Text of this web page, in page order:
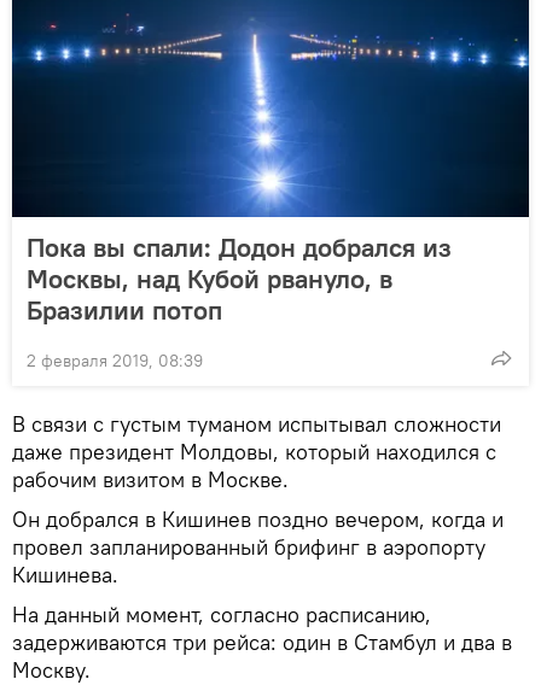
Пока вы спали: Додон добрался из
Москвы, над Кубой рвануло, в
Бразилии потоп
2 февраля 2019, 08:39
В связи с густым туманом испытывал сложности
даже президент Молдовы, который находился с
рабочим визитом в Москве.
Он добрался в Кишинев поздно вечером, когда и
провел запланированный брифинг в аэропорту
Кишинева.
На данный момент, согласно расписанию,
задерживаются три рейса: один в Стамбул и два в
Москву.